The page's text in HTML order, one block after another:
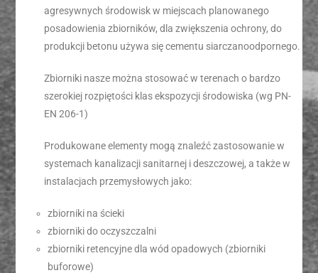
agresywnych środowisk w miejscach planowanego
posadowienia zbiorników, dla zwiększenia ochrony, do
produkcji betonu używa się cementu siarczanoodpornego.
Zbiorniki nasze można stosować w terenach o bardzo
szerokiej rozpiętości klas ekspozycji środowiska (wg PN-
EN 206-1)
Produkowane elementy mogą znaleźć zastosowanie w
systemach kanalizacji sanitarnej i deszczowej, a także w
instalacjach przemysłowych jako:
zbiorniki na ścieki
zbiorniki do oczyszczalni
zbiorniki retencyjne dla wód opadowych (zbiorniki
buforowe)